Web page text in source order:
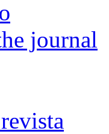
journal